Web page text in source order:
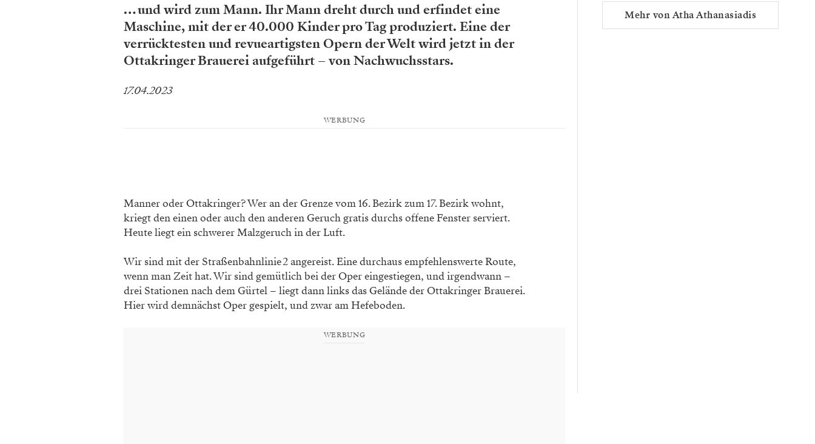
… und wird zum Mann. Ihr Mann dreht durch und erfindet eine
Maschine, mit der er 40.000 Kinder pro Tag produziert. Eine der
verrücktesten und revueartigsten Opern der Welt wird jetzt in der
Ottakringer Brauerei aufgeführt – von Nachwuchsstars.
17.04.2023
WERBUNG
Manner oder Ottakringer? Wer an der Grenze vom 16. Bezirk zum 17. Bezirk wohnt,
kriegt den einen oder auch den anderen Geruch gratis durchs offene Fenster serviert.
Heute liegt ein schwerer Malzgeruch in der Luft.
Wir sind mit der Straßenbahnlinie 2 angereist. Eine durchaus empfehlenswerte Route,
wenn man Zeit hat. Wir sind gemütlich bei der Oper eingestiegen, und irgendwann –
drei Stationen nach dem Gürtel – liegt dann links das Gelände der Ottakringer Brauerei.
Hier wird demnächst Oper gespielt, und zwar am Hefeboden.
WERBUNG
Mehr von Atha Athanasiadis